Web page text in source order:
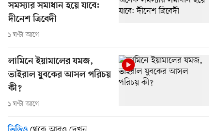
সমস্যার সমাধান হয়ে যাবে:
দীনেশ ত্রিবেদী
১ ঘণ্টা আগে
লামিনে ইয়ামালের যমজ,
ভাইরাল যুবকের আসল পরিচয়
কী?
১ ঘণ্টা আগে